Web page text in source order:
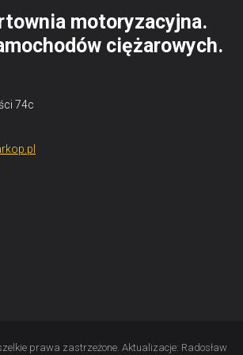
motoryzacyjna.
ciężarowych.
74c
prawa zastrzeżone. Aktualizacje: Radosław